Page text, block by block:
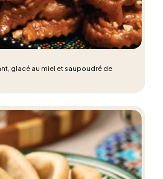
glacé au miel et saupoudré de